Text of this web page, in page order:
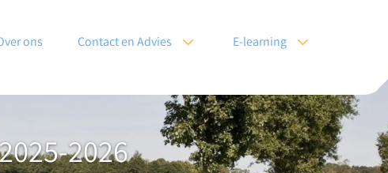
ons Contact en Advies E-learning
2026